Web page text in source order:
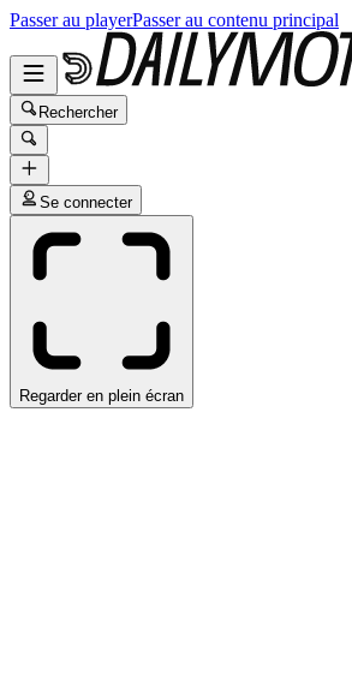
Passer au playerPasser au contenu principal
Rechercher
Se connecter
Regarder en plein écran